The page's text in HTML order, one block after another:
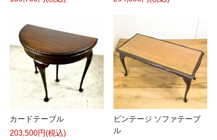
カードテーブル
203,500円(税込)
ビンテージ ソファテーブ
ル